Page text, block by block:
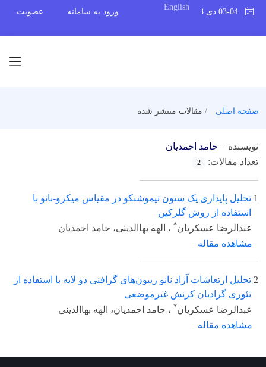
English
ورود به سامانه عضویت
صفحه اصلی مقالات منتشر شده
نویسنده = حامد احمدیان
تعداد مقالات:
2
1 تحلیل پایداری یک ستون تیموشنکو در مقیاس میکرو-نانو با
استفاده از روش گلرکین
عبدالرضا عسکریان* ، الهه بهاالدینی، حامد احمدیان
مشاهده مقاله
2 تحلیل ارتعاشات آزاد نانو ریبون‌های گرافنی دو لایه با استفاده از
تئوری گرادیان کرنش غیرموضعی
عبدالرضا عسکریان* ، حامد احمدیان، الهه بهاالدینی
مشاهده مقاله